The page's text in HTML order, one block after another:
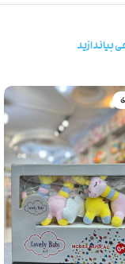
بیاندازید